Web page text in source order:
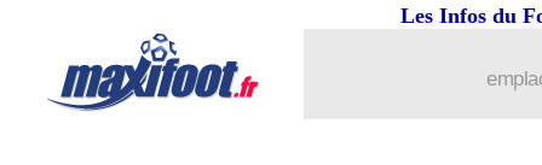
Les Infos du
Man Utd : Martial et van de Beek
26/06 Euro: Galles-Danemark, les compos